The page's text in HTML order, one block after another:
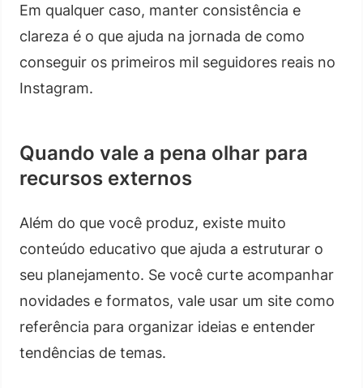
Em qualquer caso, manter consistência e
clareza é o que ajuda na jornada de como
conseguir os primeiros mil seguidores reais no
Instagram.
Quando vale a pena olhar para
recursos externos
Além do que você produz, existe muito
conteúdo educativo que ajuda a estruturar o
seu planejamento. Se você curte acompanhar
novidades e formatos, vale usar um site como
referência para organizar ideias e entender
tendências de temas.